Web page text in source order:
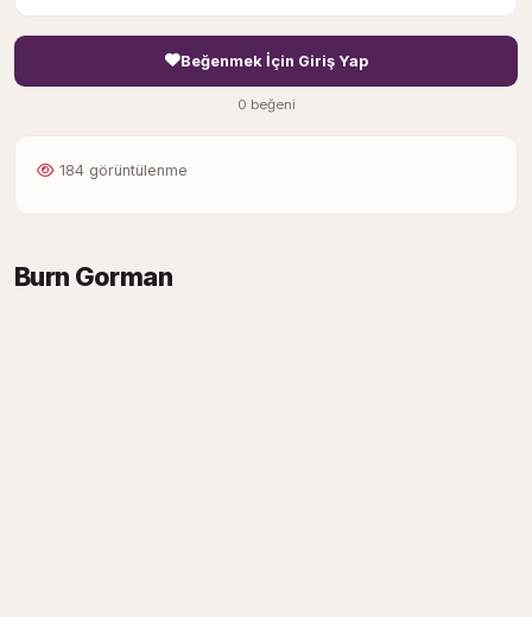
Beğenmek İçin Giriş Yap
0 beğeni
184 görüntülenme
Burn Gorman